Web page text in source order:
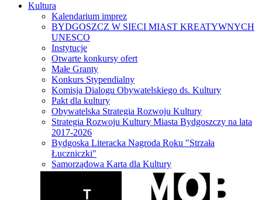
Kultura
Kalendarium imprez
BYDGOSZCZ W SIECI MIAST KREATYWNYCH
UNESCO
Instytucje
Otwarte konkursy ofert
Małe Granty
Konkurs Stypendialny
Komisja Dialogu Obywatelskiego ds. Kultury
Pakt dla kultury
Obywatelska Strategia Rozwoju Kultury
Strategia Rozwoju Kultury Miasta Bydgoszczy na lata
2017-2026
Bydgoska Literacka Nagroda Roku "Strzała
Łuczniczki"
Samorządowa Karta dla Kultury